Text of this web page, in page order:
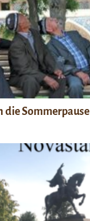
die Sommerpause